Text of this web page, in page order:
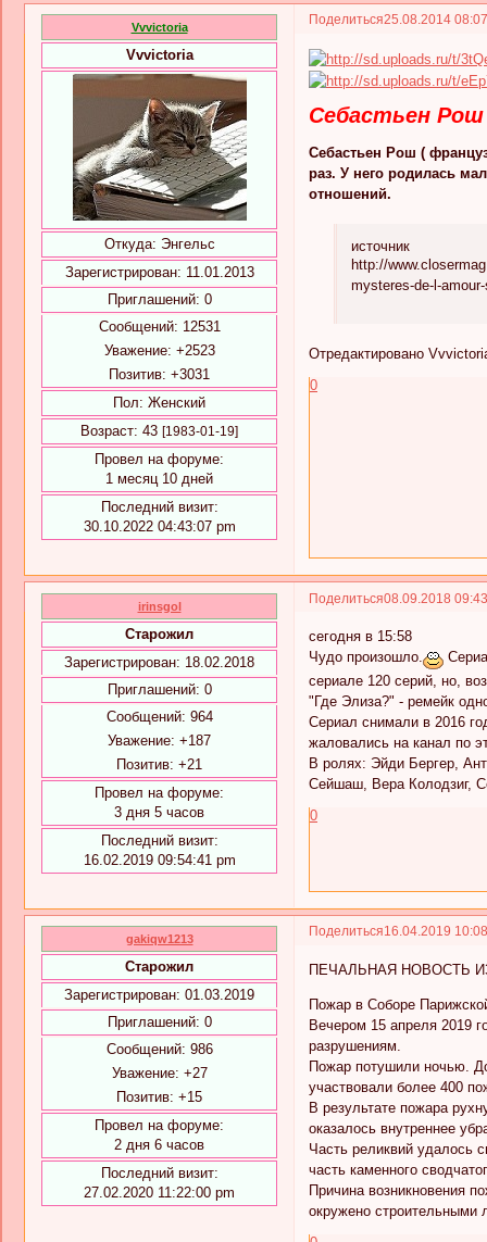
Поделиться25.08.2014
Vvvictoria
Vvvictoria
Откуда: Энгельс
Зарегистрирован: 11.01.2013
Приглашений: 0
Сообщений: 12531
Уважение: +2523
Позитив: +3031
Пол: Женский
Возраст: 43 [1983-01-19]
Провел на форуме:
1 месяц 10 дней
Последний визит:
30.10.2022 04:43:07 pm
Себастьен
Себастьен Рош (
раз. У него родилась
отношений.
источник
http://
mysteres-de-l-
Отредактировано
0
Поделиться08.09.2018
irinsgol
Старожил
Зарегистрирован: 18.02.2018
Приглашений: 0
Сообщений: 964
Уважение: +187
Позитив: +21
Провел на форуме:
3 дня 5 часов
Последний визит:
16.02.2019 09:54:41 pm
сегодня в 15:58
Чудо произошло.
сериале 120 серий, но,
"Где Элиза?" - ремейк
Сериал снимали в 2016
жаловались на канал по
В ролях: Эйди Бергер,
Сейшаш, Вера Колодзиг,
0
Поделиться16.04.2019
gakiqw1213
Старожил
Зарегистрирован: 01.03.2019
Приглашений: 0
Сообщений: 986
Уважение: +27
Позитив: +15
Провел на форуме:
2 дня 6 часов
Последний визит:
27.02.2020 11:22:00 pm
ПЕЧАЛЬНАЯ НОВОСТЬ
Пожар в Соборе
Вечером 15 апреля 2019
разрушениям.
Пожар потушили ночью.
участвовали более 400
В результате пожара
оказалось внутреннее
Часть реликвий удалось
часть каменного
Причина возникновения
окружено строительными